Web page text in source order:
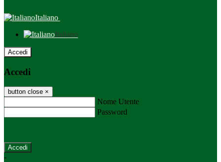
Italiano
Italiano
Accedi
Accedi
button close ×
Nome Utente
Password
-